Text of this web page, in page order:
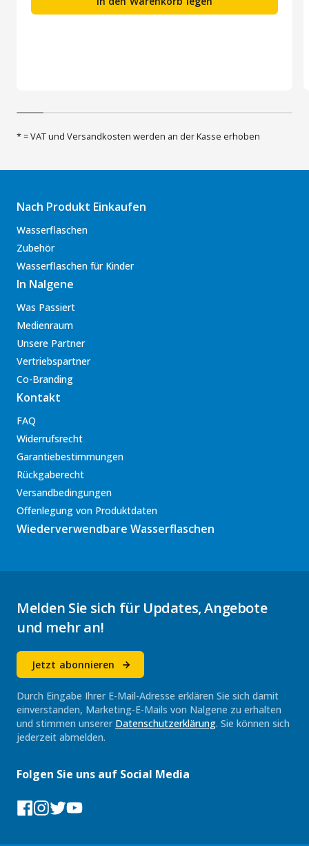
* = VAT und Versandkosten werden an der Kasse erhoben
Nach Produkt Einkaufen
Wasserflaschen
Zubehör
Wasserflaschen für Kinder
In Nalgene
Was Passiert
Medienraum
Unsere Partner
Vertriebspartner
Co-Branding
Kontakt
FAQ
Widerrufsrecht
Garantiebestimmungen
Rückgaberecht
Versandbedingungen
Offenlegung von Produktdaten
Wiederverwendbare Wasserflaschen
Melden Sie sich für Updates, Angebote
und mehr an!
Jetzt abonnieren
Durch Eingabe Ihrer E-Mail-Adresse erklären Sie sich damit
einverstanden, Marketing-E-Mails von Nalgene zu erhalten
und stimmen unserer Datenschutzerklärung. Sie können sich
jederzeit abmelden.
Folgen Sie uns auf Social Media
Facebook
Instagram
Tumblr
YouTube